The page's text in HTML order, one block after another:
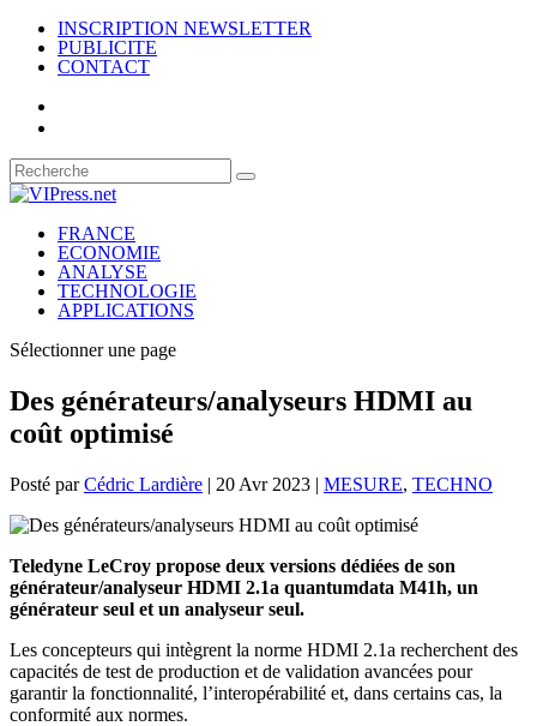
INSCRIPTION NEWSLETTER
PUBLICITE
CONTACT
FRANCE
ECONOMIE
ANALYSE
TECHNOLOGIE
APPLICATIONS
Sélectionner une page
Des générateurs/analyseurs HDMI au
coût optimisé
Posté parCédric Lardière | 20 Avr 2023 | MESURE, TECHNO
Teledyne LeCroy propose deux versions dédiées de son
générateur/analyseur HDMI 2.1a quantumdata M41h, un
générateur seul et un analyseur seul.
Les concepteurs qui intègrent la norme HDMI 2.1a recherchent des
capacités de test de production et de validation avancées pour
garantir la fonctionnalité, l’interopérabilité et, dans certains cas, la
conformité aux normes.